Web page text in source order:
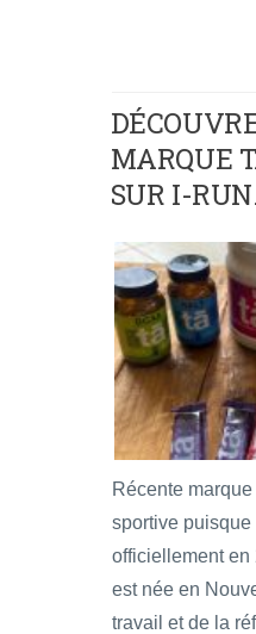
MARQUE
SUR I-
Récente
sportive puisque
officiellement en
est née en
travail et de la